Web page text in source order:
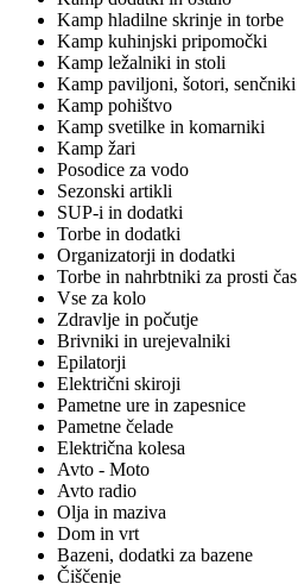
Kamp hladilne skrinje in torbe
Kamp kuhinjski pripomočki
Kamp ležalniki in stoli
Kamp paviljoni, šotori, senčniki
Kamp pohištvo
Kamp svetilke in komarniki
Kamp žari
Posodice za vodo
Sezonski artikli
SUP-i in dodatki
Torbe in dodatki
Organizatorji in dodatki
Torbe in nahrbtniki za prosti čas
Vse za kolo
Zdravlje in počutje
Brivniki in urejevalniki
Epilatorji
Električni skiroji
Pametne ure in zapesnice
Pametne čelade
Električna kolesa
Avto - Moto
Avto radio
Olja in maziva
Dom in vrt
Bazeni, dodatki za bazene
Čiščenje